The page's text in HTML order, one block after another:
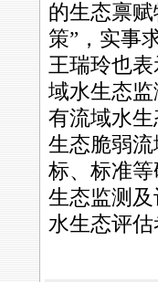
的生态禀
策”，实事
王瑞玲也
域水生态
有流域水
生态脆弱
标、标准
生态监测
水生态评